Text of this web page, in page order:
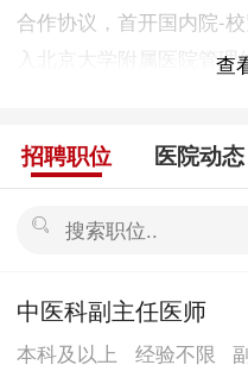
合作协议，首开国内院-
入北京大学附属医院管
设医院、广东省公立医
国百强（2018年度第61
A+等级。 深圳市深汕
区，是深圳市民生重大项
查
招聘职位 医院动态
中医科副主任医师
本科及以上 经验不限